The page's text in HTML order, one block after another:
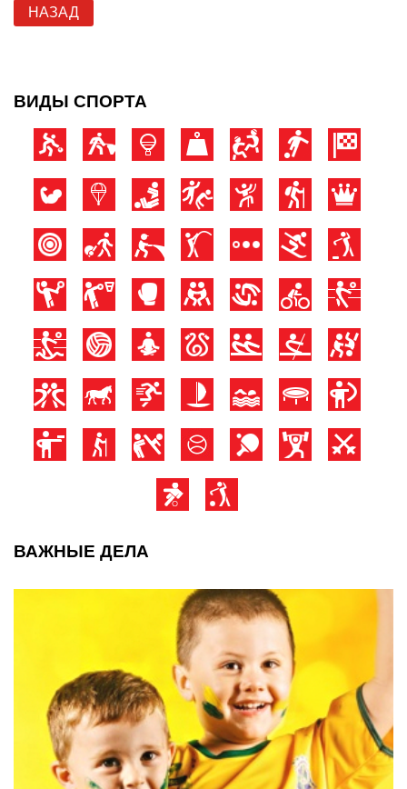
НАЗАД
ВИДЫ СПОРТА
ВАЖНЫЕ ДЕЛА